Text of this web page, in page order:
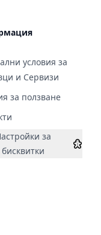
условия за
и Сервизи
за ползване
за
бисквитки